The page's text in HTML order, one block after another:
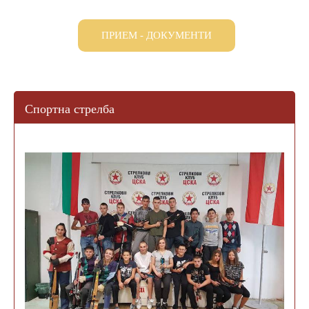
ЕЛЕКТРОНЕН ДНЕВНИК
ОБЩЕЖИТИЕ
УЧЕНИЧЕСКИ УНИФОРМИ
ПРИЕМ
СПОРТНА АКРОБАТИКА
БАСКЕТБОЛ
БОКС
БОРБА
ВОЛЕЙБОЛ
ГРЕБАНЕ
ДЖУДО
САМБО
ПРИЕМ - ДОКУМЕНТИ
Спортна стрелба